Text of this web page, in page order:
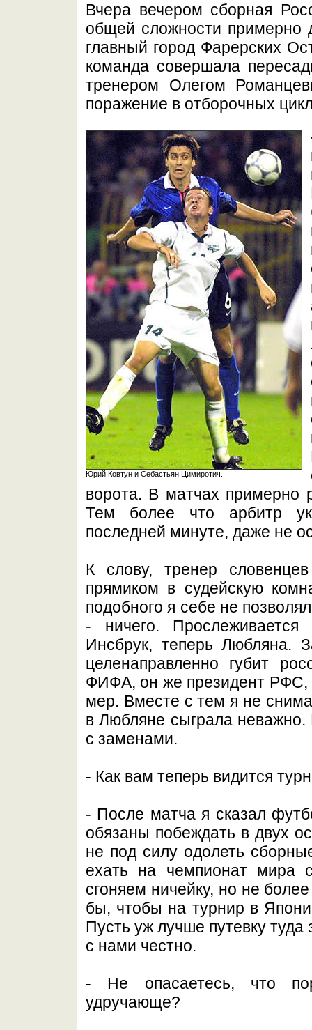
Вчера вечером сборная
общей сложности примерно
главный город Фарерских
команда совершала
тренером Олегом
поражение в отборочных
Юрий Ковтун и Себастьян Цимиротич.
ворота. В матчах примерно
Тем более что арбитр
последней минуте, даже не
К слову, тренер
прямиком в судейскую
подобного я себе не
- ничего.
Инсбрук, теперь Любляна.
целенаправленно губит
ФИФА, он же президент РФС,
мер. Вместе с тем я не
в Любляне сыграла
с заменами.
- Как вам теперь видится
- После матча я сказал
обязаны побеждать в двух
не под силу одолеть
ехать на чемпионат
сгоняем ничейку, но не
бы, чтобы на турнир в
Пусть уж лучше путевку
с нами честно.
- Не опасаетесь, что
удручающе?